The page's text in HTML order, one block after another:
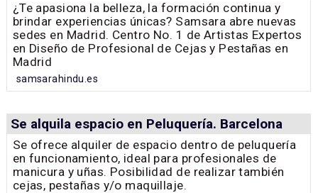
¿Te apasiona la belleza, la formación continua y
brindar experiencias únicas? Samsara abre nuevas
sedes en Madrid. Centro No. 1 de Artistas Expertos
en Diseño de Profesional de Cejas y Pestañas en
Madrid
samsarahindu.es
Se alquila espacio en Peluquería. Barcelona
Se ofrece alquiler de espacio dentro de peluquería
en funcionamiento, ideal para profesionales de
manicura y uñas. Posibilidad de realizar también
cejas, pestañas y/o maquillaje.